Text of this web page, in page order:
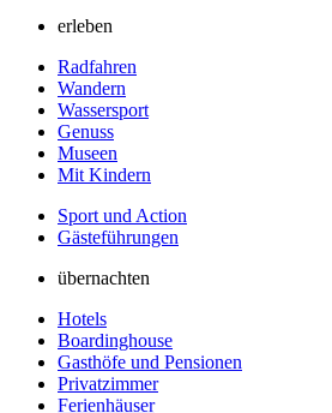
erleben
Radfahren
Wandern
Wassersport
Genuss
Museen
Mit Kindern
Sport und Action
Gästeführungen
übernachten
Hotels
Boardinghouse
Gasthöfe und Pensionen
Privatzimmer
Ferienhäuser